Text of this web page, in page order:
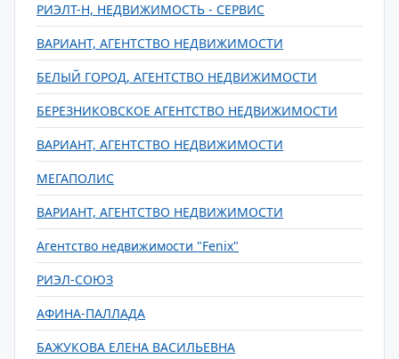
РИЭЛТ-Н, НЕДВИЖИМОСТЬ - СЕРВИС
ВАРИАНТ, АГЕНТСТВО НЕДВИЖИМОСТИ
БЕЛЫЙ ГОРОД, АГЕНТСТВО НЕДВИЖИМОСТИ
БЕРЕЗНИКОВСКОЕ АГЕНТСТВО НЕДВИЖИМОСТИ
ВАРИАНТ, АГЕНТСТВО НЕДВИЖИМОСТИ
МЕГАПОЛИС
ВАРИАНТ, АГЕНТСТВО НЕДВИЖИМОСТИ
Агентство недвижимости "Fenix"
РИЭЛ-СОЮЗ
АФИНА-ПАЛЛАДА
БАЖУКОВА ЕЛЕНА ВАСИЛЬЕВНА